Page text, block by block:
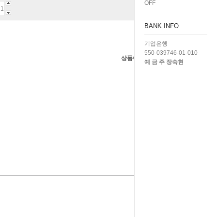
OFF
BANK INFO
기업은행
550-039746-01-010
예 금 주 장숙현
상품이 품절되었습니다.